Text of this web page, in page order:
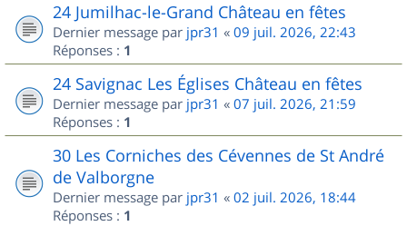
24 Jumilhac-le-Grand Château en fêtes
Dernier message par jpr31 « 09 juil. 2026, 22:43
Réponses : 1
24 Savignac Les Églises Château en fêtes
Dernier message par jpr31 « 07 juil. 2026, 21:59
Réponses : 1
30 Les Corniches des Cévennes de St André
de Valborgne
Dernier message par jpr31 « 02 juil. 2026, 18:44
Réponses : 1